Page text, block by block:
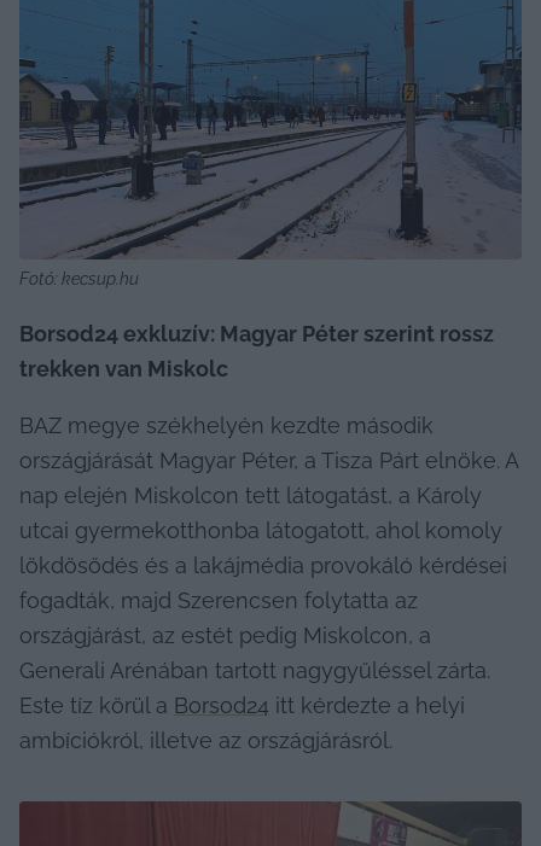
Fotó: kecsup.hu
Borsod24 exkluzív: Magyar Péter szerint rossz
trekken van Miskolc
BAZ megye székhelyén kezdte második
országjárását Magyar Péter, a Tisza Párt elnöke. A
nap elején Miskolcon tett látogatást, a Károly
utcai gyermekotthonba látogatott, ahol komoly
lökdösődés és a lakájmédia provokáló kérdései
fogadták, majd Szerencsen folytatta az
országjárást, az estét pedig Miskolcon, a
Generali Arénában tartott nagygyűléssel zárta.
Este tíz körül a Borsod24 itt kérdezte a helyi
ambíciókról, illetve az országjárásról.